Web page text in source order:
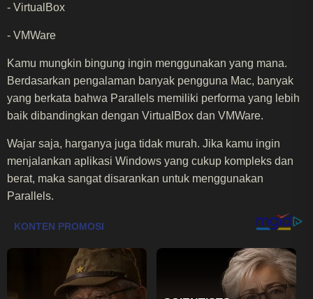
- VirtualBox
- VMWare
Kamu mungkin bingung ingin menggunakan yang mana.
Berdasarkan pengalaman banyak pengguna Mac, banyak
yang berkata bahwa Parallels memiliki performa yang lebih
baik dibandingkan dengan VirtualBox dan VMWare.
Wajar saja, harganya juga tidak murah. Jika kamu ingin
menjalankan aplikasi Windows yang cukup kompleks dan
berat, maka sangat disarankan untuk menggunakan
Parallels.